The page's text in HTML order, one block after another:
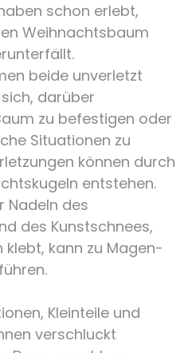
schon erlebt,
Weihnachtsbaum
beide unverletzt
darüber
zu befestigen oder
Situationen zu
können durch
entstehen.
Nadeln des
des Kunstschnees,
kann zu Magen-
Kleinteile und
verschluckt